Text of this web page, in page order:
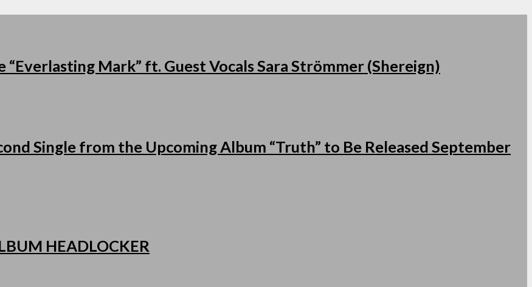
“Everlasting Mark” ft. Guest Vocals Sara Strömmer (Shereign)
Single from the Upcoming Album “Truth” to Be Released September
HEADLOCKER